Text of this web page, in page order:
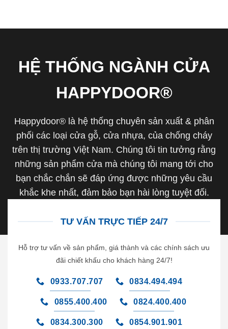
HỆ THỐNG NGÀNH CỬA
HAPPYDOOR®
Happydoor® là hệ thống chuyên sản xuất & phân
phối các loại cửa gỗ, cửa nhựa, của chống cháy
trên thị trường Việt Nam. Chúng tôi tin tưởng rằng
những sản phẩm cửa mà chúng tôi mang tới cho
bạn chắc chắn sẽ đáp ứng được những yêu cầu
khắc khe nhất, đảm bảo bạn hài lòng tuyệt đối.
TƯ VẤN TRỰC TIẾP 24/7
Hỗ trợ tư vấn về sản phẩm, giá thành và các chính sách ưu
đãi chiết khấu cho khách hàng 24/7!
0933.707.707 0834.494.494
0855.400.400 0824.400.400
0834.300.300 0854.901.901